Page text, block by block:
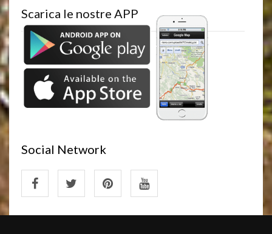
Scarica le nostre APP
Social Network